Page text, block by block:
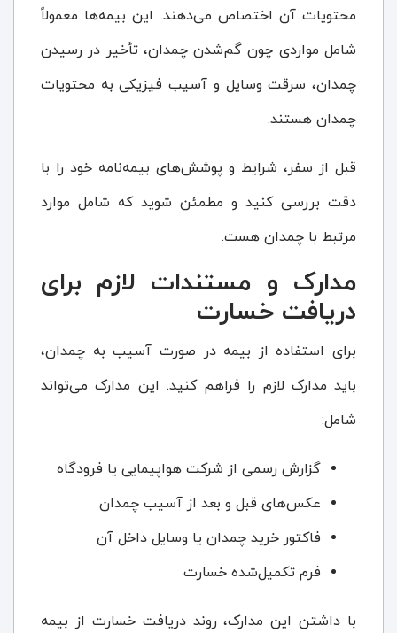
محتویات آن اختصاص می‌دهند. این بیمه‌ها معمولاً
شامل مواردی چون گم‌شدن چمدان، تأخیر در رسیدن
چمدان، سرقت وسایل و آسیب فیزیکی به محتویات
چمدان هستند.
قبل از سفر، شرایط و پوشش‌های بیمه‌نامه خود را با
دقت بررسی کنید و مطمئن شوید که شامل موارد
مرتبط با چمدان هست.
مدارک و مستندات لازم برای
دریافت خسارت
برای استفاده از بیمه در صورت آسیب به چمدان،
باید مدارک لازم را فراهم کنید. این مدارک می‌تواند
شامل:
گزارش رسمی از شرکت هواپیمایی یا فرودگاه
عکس‌های قبل و بعد از آسیب چمدان
فاکتور خرید چمدان یا وسایل داخل آن
فرم تکمیل‌شده خسارت
با داشتن این مدارک، روند دریافت خسارت از بیمه